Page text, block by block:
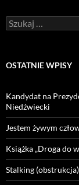
Szukaj:
OSTATNIE WPISY
Kandydat na
Niedźwiecki
Jestem żywym
Książka „Droga do
Stalking